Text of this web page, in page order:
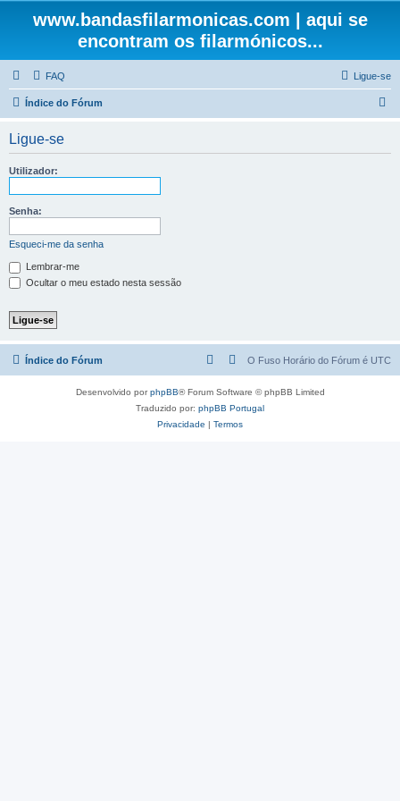
www.bandasfilarmonicas.com | aqui se
encontram os filarmónicos...
FAQ Ligue-se
Índice do Fórum
Ligue-se
Utilizador:
Senha:
Esqueci-me da senha
Lembrar-me
Ocultar o meu estado nesta sessão
Índice do Fórum O Fuso Horário do Fórum é UTC
Desenvolvido porphpBB® Forum Software © phpBB Limited
Traduzido por: phpBB Portugal
Privacidade | Termos